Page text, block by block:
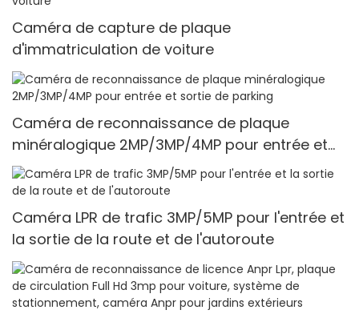
Caméra de capture de plaque
d'immatriculation de voiture
Caméra de reconnaissance de plaque
minéralogique 2MP/3MP/4MP pour entrée et
sortie de parking
Caméra LPR de trafic 3MP/5MP pour l'entrée et
la sortie de la route et de l'autoroute